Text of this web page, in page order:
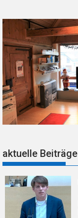
aktuelle Beiträge